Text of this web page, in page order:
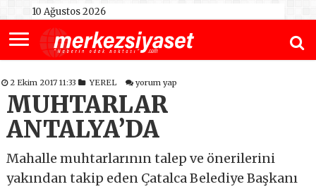
10 Ağustos 2026
2 Ekim 2017 11:33 YEREL yorum yap
MUHTARLAR
ANTALYA’DA
Mahalle muhtarlarının talep ve önerilerini
yakından takip eden Çatalca Belediye Başkanı